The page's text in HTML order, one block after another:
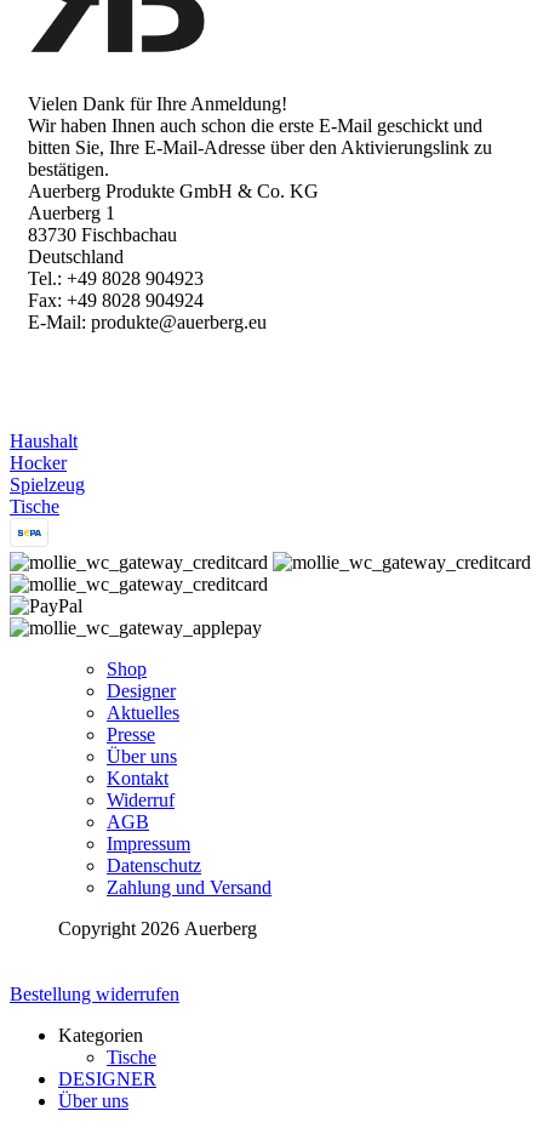
Vielen Dank für Ihre Anmeldung!
Wir haben Ihnen auch schon die erste E-Mail geschickt und
bitten Sie, Ihre E-Mail-Adresse über den Aktivierungslink zu
bestätigen.
Auerberg Produkte GmbH & Co. KG
Auerberg 1
83730 Fischbachau
Deutschland
Tel.: +49 8028 904923
Fax: +49 8028 904924
E-Mail: produkte@auerberg.eu
Haushalt
Hocker
Spielzeug
Tische
Shop
Designer
Aktuelles
Presse
Über uns
Kontakt
Widerruf
AGB
Impressum
Datenschutz
Zahlung und Versand
Copyright 2026 Auerberg
Bestellung widerrufen
Kategorien
Tische
DESIGNER
Über uns